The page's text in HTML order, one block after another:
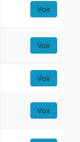
Voir
Voir
Voir
Voir